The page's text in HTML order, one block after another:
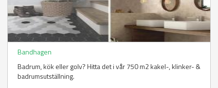
Bandhagen
Badrum, kök eller golv? Hitta det i vår 750 m2 kakel-, klinker- &
badrumsutställning.